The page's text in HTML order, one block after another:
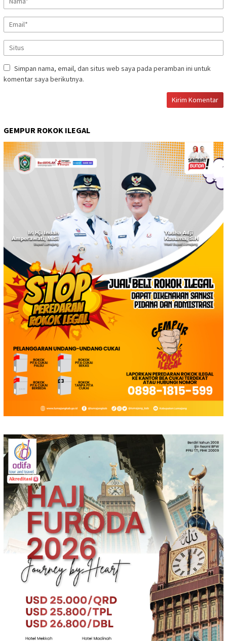
Simpan nama, email, dan situs web saya pada peramban ini untuk
komentar saya berikutnya.
GEMPUR ROKOK ILEGAL